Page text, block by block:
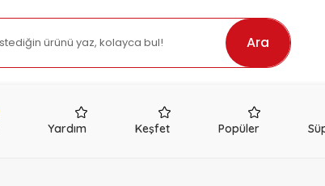
Ara
Yardım Keşfet Popüler